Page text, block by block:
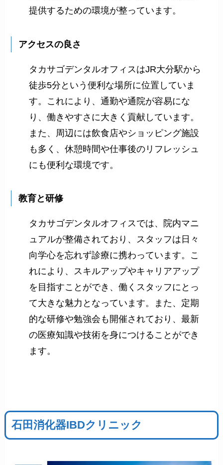
提供するための環境が整っています。
アクセスの良さ
タカサゴデンタルオフィスはJR大分駅から
徒歩5分という便利な場所に位置していま
す。これにより、通勤や通院が容易にな
り、働きやすさに大きく貢献しています。
また、周辺には飲食店やショッピング施設
も多く、休憩時間や仕事後のリフレッシュ
にも便利な環境です。
教育と研修
タカサゴデンタルオフィスでは、院内マニ
ュアルが整備されており、スタッフは日々
向学心を忘れず診療に携わっています。こ
れにより、スキルアップやキャリアアップ
を目指すことができ、働くスタッフにとっ
て大きな魅力となっています。また、定期
的な研修や勉強会も開催されており、最新
の医療知識や技術を身につけることができ
ます。
石田消化器IBDクリニック